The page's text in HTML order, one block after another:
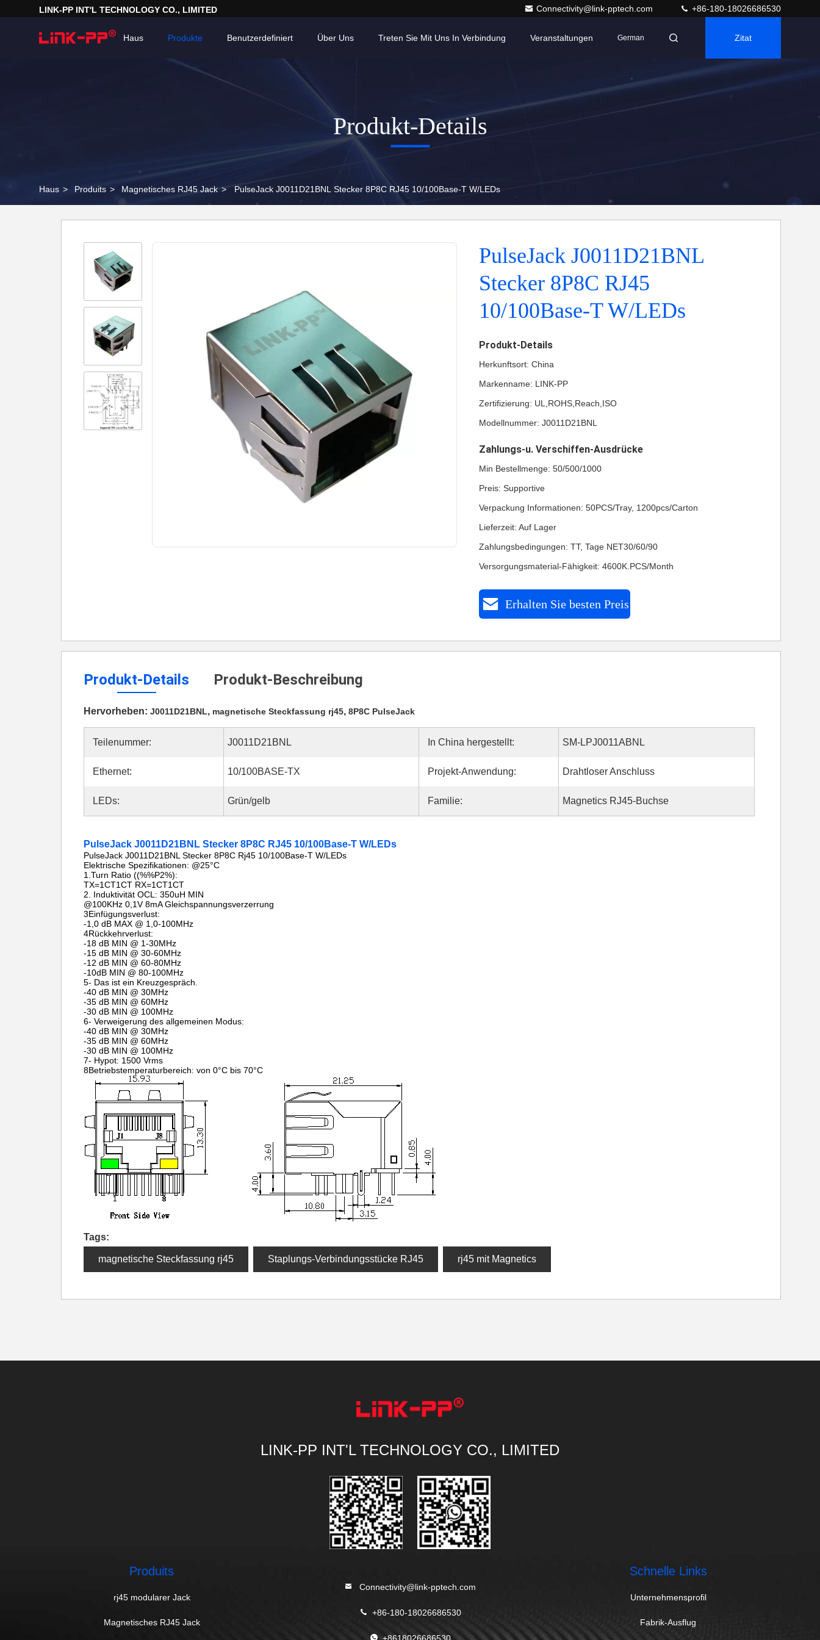
LINK-PP INT'L TECHNOLOGY CO., LIMITED Connectivity@link-pptech.com +86-180-18026686530
Haus Produkte Über Uns Treten Sie Mit Uns In Verbindung Veranstaltungen
Benutzerdefiniert German Zitat
Produkt-Details
Haus > Produits > Magnetisches RJ45 Jack > PulseJack J0011D21BNL Stecker 8P8C RJ45 10/100Base-T W/LEDs
PulseJack J0011D21BNL
Stecker 8P8C RJ45
10/100Base-T W/LEDs
Produkt-Details
Herkunftsort: China
Markenname: LINK-PP
Zertifizierung: UL,ROHS,Reach,ISO
Modellnummer: J0011D21BNL
Zahlungs-u. Verschiffen-Ausdrücke
Min Bestellmenge: 50/500/1000
Preis: Supportive
Verpackung Informationen: 50PCS/Tray, 1200pcs/Carton
Lieferzeit: Auf Lager
Zahlungsbedingungen: TT, Tage NET30/60/90
Versorgungsmaterial-Fähigkeit: 4600K.PCS/Month
Erhalten Sie besten Preis
Produkt-Details Produkt-Beschreibung
Hervorheben: J0011D21BNL, magnetische Steckfassung rj45, 8P8C PulseJack
Teilenummer: J0011D21BNL In China hergestellt: SM-LPJ0011ABNL
Ethernet: 10/100BASE-TX Projekt-Anwendung: Drahtloser Anschluss
LEDs: Grün/gelb Familie: Magnetics RJ45-Buchse
PulseJack J0011D21BNL Stecker 8P8C RJ45 10/100Base-T W/LEDs
PulseJack J0011D21BNL Stecker 8P8C Rj45 10/100Base-T W/LEDs
Elektrische Spezifikationen: @25°C
1.Turn Ratio ((%%P2%):
TX=1CT1CT RX=1CT1CT
2. Induktivität OCL: 350uH MIN
@100KHz 0,1V 8mA Gleichspannungsverzerrung
3Einfügungsverlust:
-1,0 dB MAX @ 1,0-100MHz
4Rückkehrverlust:
-18 dB MIN @ 1-30MHz
-15 dB MIN @ 30-60MHz
-12 dB MIN @ 60-80MHz
-10dB MIN @ 80-100MHz
5- Das ist ein Kreuzgespräch.
-40 dB MIN @ 30MHz
-35 dB MIN @ 60MHz
-30 dB MIN @ 100MHz
6- Verweigerung des allgemeinen Modus:
-40 dB MIN @ 30MHz
-35 dB MIN @ 60MHz
-30 dB MIN @ 100MHz
7- Hypot: 1500 Vrms
8Betriebstemperaturbereich: von 0°C bis 70°C
Tags:
magnetische Steckfassung rj45 Staplungs-Verbindungsstücke RJ45 rj45 mit Magnetics
LINK-PP INT'L TECHNOLOGY CO., LIMITED
Produits
rj45 modularer Jack
Magnetisches RJ45 Jack
Connectivity@link-pptech.com
+86-180-18026686530
Schnelle Links
Unternehmensprofil
Fabrik-Ausflug